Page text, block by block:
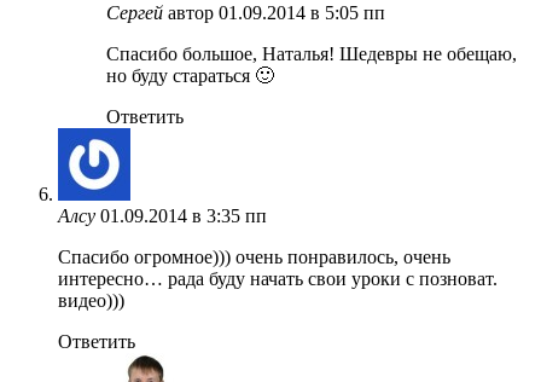
Сергей автор 01.09.2014 в 5:05 пп
Спасибо большое, Наталья! Шедевры не обещаю,
но буду стараться 🙂
Ответить
Алсу 01.09.2014 в 3:35 пп
Спасибо огромное))) очень понравилось, очень
интересно… рада буду начать свои уроки с позноват.
видео)))
Ответить